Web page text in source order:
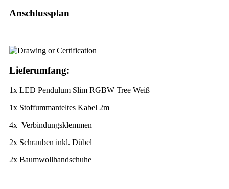
Anschlussplan
Lieferumfang:
1x LED Pendulum Slim RGBW Tree Weiß
1x Stoffummanteltes Kabel 2m
4x Verbindungsklemmen
2x Schrauben inkl. Dübel
2x Baumwollhandschuhe